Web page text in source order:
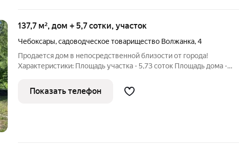
137,7 м², дом + 5,7 сотки, участок
Чебоксары,садоводческое товарищество Волжанка,4
Продается дом в непосредственной близости от города!
Характеристики: Площадь участка - 5,73 соток Площадь дома -
недостроен, строился по проекту (проект прилагается). Участок
для круглогодичного
Показать телефон